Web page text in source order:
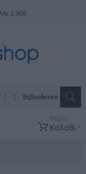
2,90€
0 Είδη
Καλάθι